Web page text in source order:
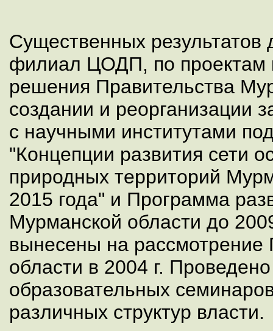
Существенных результатов
филиал ЦОДП, по проектам
решения Правительства
создании и реорганизации
с научными институтами
"Концепции развития сети
природных территорий
2015 года" и Программа
Мурманской области до
вынесены на рассмотрение
области в 2004 г.
образовательных
различных структур власти.